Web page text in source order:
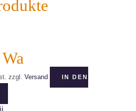
zzgl. Versand IN DEN